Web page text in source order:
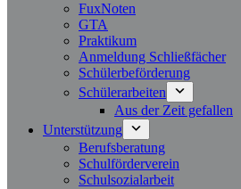
FuxNoten
GTA
Praktikum
Anmeldung Schließfächer
Schülerbeförderung
Schülerarbeiten
Aus der Zeit gefallen
Unterstützung
Berufsberatung
Schulförderverein
Schulsozialarbeit